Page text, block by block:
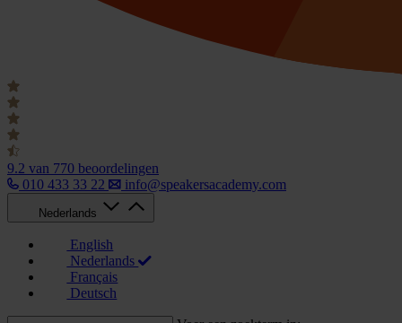
9.2 van 770 beoordelingen
010 433 33 22
info@speakersacademy.com
Nederlands
English
Nederlands
Français
Deutsch